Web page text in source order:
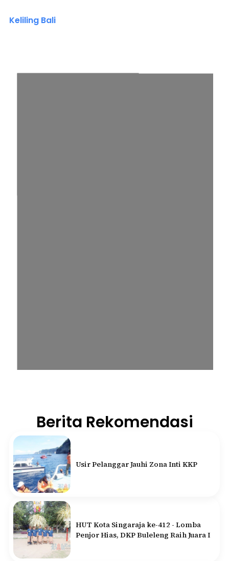
Keliling Bali
Berita Rekomendasi
Usir Pelanggar Jauhi Zona Inti KKP
HUT Kota Singaraja ke-412 - Lomba
Penjor Hias, DKP Buleleng Raih Juara I